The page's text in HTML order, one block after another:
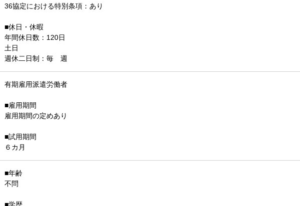
36協定における特別条項：あり
■休日・休暇
年間休日数：120日
土日
週休二日制：毎 週
有期雇用派遣労働者
■雇用期間
雇用期間の定めあり
■試用期間
６カ月
■年齢
不問